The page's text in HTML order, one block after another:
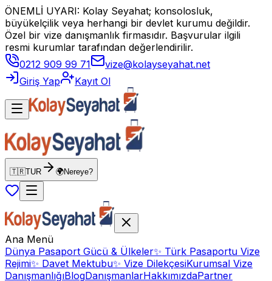
ÖNEMLİ UYARI: Kolay Seyahat; konsolosluk,
büyükelçilik veya herhangi bir devlet kurumu değildir.
Özel bir vize danışmanlık firmasıdır. Başvurular ilgili
resmi kurumlar tarafından değerlendirilir.
0212 909 99 71
vize@kolayseyahat.net
Giriş Yap
Kayıt Ol
🇹🇷TUR 🌍Nereye?
Ana Menü
Dünya Pasaport Gücü & Ülkeler✨ Türk Pasaportu Vize
Rejimi✨ Davet Mektubu✨ Vize DilekçesiKurumsal Vize
DanışmanlığıBlogDanışmanlarHakkımızdaPartner